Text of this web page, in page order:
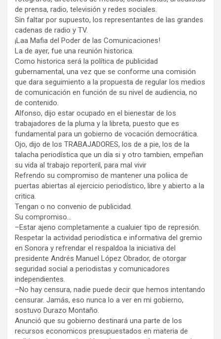
de prensa, radio, televisión y redes sociales.
Sin faltar por supuesto, los representantes de las grandes
cadenas de radio y TV.
¡Laa Mafia del Poder de las Comunicaciones!
La de ayer, fue una reunión historica.
Como historica será la política de publicidad
gubernamental, una vez que se conforme una comisión
que dara seguimiento a la propuesta de regular los medios
de comunicación en función de su nivel de audiencia, no
de contenido.
Alfonso, dijo estar ocupado en el bienestar de los
trabajadores de la pluma y la libreta, puesto que es
fundamental para un gobierno de vocación democrática.
Ojo, dijo de los TRABAJADORES, los de a pie, los de la
talacha periodística que un día si y otro tambien, empeñan
su vida al trabajo reporteril, para mal vivir
Refrendo su compromiso de mantener una poliica de
puertas abiertas al ejercicio periodístico, libre y abierto a la
critica.
Tengan o no convenio de publicidad.
Su compromiso…
–Estar ajeno completamente a cualuier tipo de represión.
Respetar la actividad periodística e informativa del gremio
en Sonora y refrendar el respaldoa la iniciativa del
presidente Andrés Manuel López Obrador, de otorgar
seguridad social a periodistas y comunicadores
independientes.
–No hay censura, nadie puede decir que hemos intentando
censurar. Jamás, eso nunca lo a ver en mi gobierno,
sostuvo Durazo Montaño.
Anunció que su gobierno destinará una parte de los
recursos economicos presupuestados en materia de